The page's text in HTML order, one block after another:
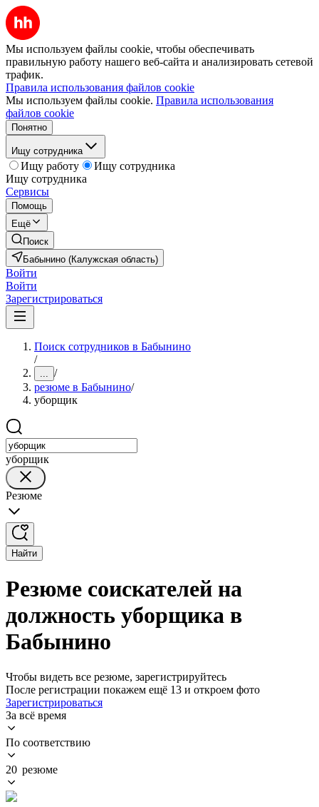
Мы используем файлы cookie, чтобы обеспечивать
правильную работу нашего веб-сайта и анализировать сетевой
трафик.
Правила использования файлов cookie
Мы используем файлы cookie. Правила использования
файлов cookie
Понятно
Ищу сотрудника
Ищу работу
Ищу сотрудника
Ищу сотрудника
Сервисы
Помощь
Ещё
Поиск
Бабынино (Калужская область)
Войти
Войти
Зарегистрироваться
Поиск сотрудников в Бабынино
/
... /
резюме в Бабынино/
уборщик
уборщик
Резюме
Найти
Резюме соискателей на
должность уборщика в
Бабынино
Чтобы видеть все резюме, зарегистрируйтесь
После регистрации покажем ещё 13 и откроем фото
Зарегистрироваться
За всё время
По соответствию
20 резюме